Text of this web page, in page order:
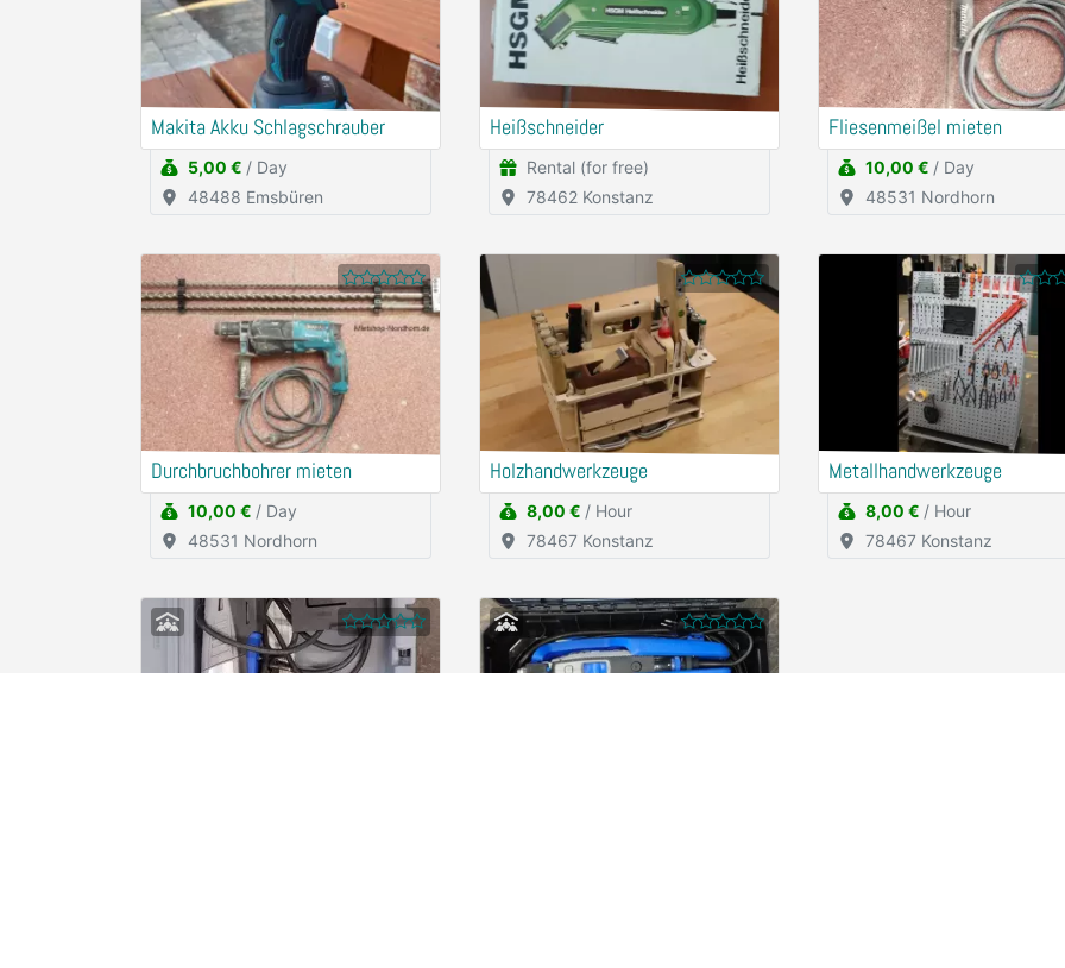
Makita Akku Schlagschrauber
5,00 € / Day
48488 Emsbüren
Heißschneider
Rental (for free)
78462 Konstanz
Fliesenmeißel mieten
10,00 € / Day
48531 Nordhorn
Durchbruchbohrer mieten
10,00 € / Day
48531 Nordhorn
Holzhandwerkzeuge
8,00 € / Hour
78467 Konstanz
Metallhandwerkzeuge
8,00 € / Hour
78467 Konstanz